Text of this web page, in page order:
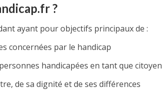
?
ayant pour objectifs principaux de :
concernées par le handicap
handicapées en tant que citoyen
de sa dignité et de ses différences